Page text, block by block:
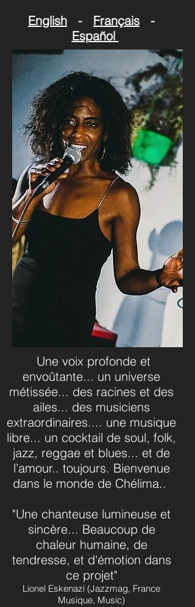
English - Français -
Español
Une voix profonde et
envoûtante... un universe
métissée... des racines et des
ailes... des musiciens
extraordinaires.... une musique
libre... un cocktail de soul, folk,
jazz, reggae et blues... et de
l’amour.. toujours. Bienvenue
dans le monde de Chélima..
"Une chanteuse lumineuse et
sincère... Beaucoup de
chaleur humaine, de
tendresse, et d'émotion dans
ce projet"
Lionel Eskenazi (Jazzmag, France
Musique, Music)